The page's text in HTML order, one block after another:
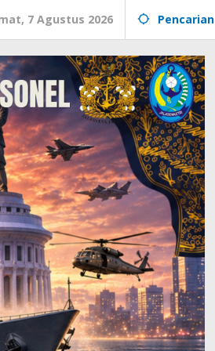
7 Agustus 2026 Pencarian